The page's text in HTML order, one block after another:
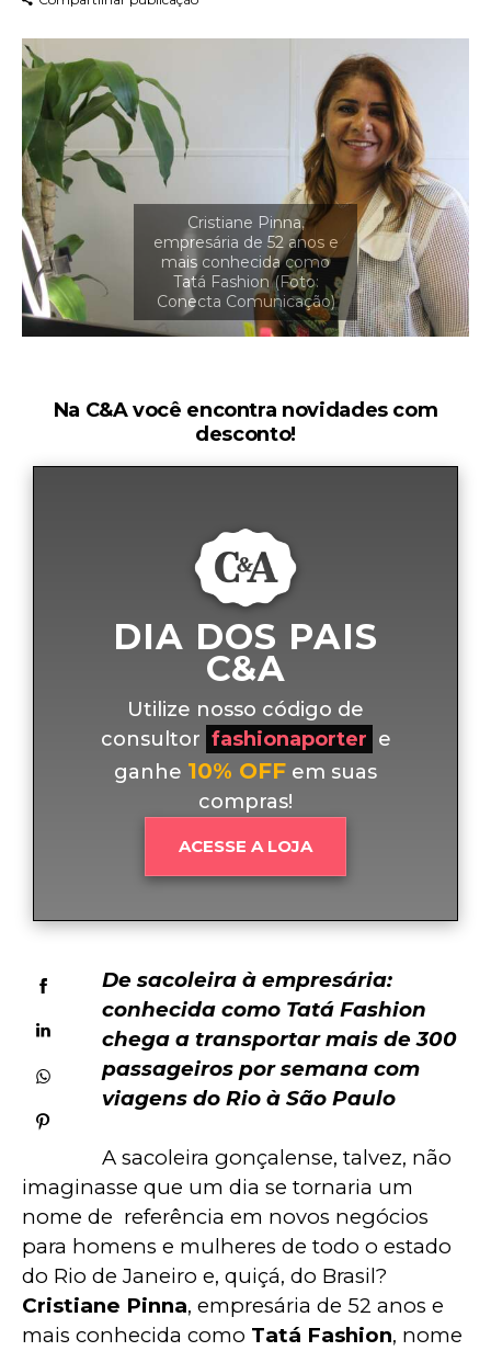
Na C&A você encontra novidades com
desconto!
DIA DOS PAIS
C&A
Utilize nosso código de
consultor fashionaporter e
ganhe 10% OFF em suas
compras!
ACESSE A LOJA
De sacoleira à empresária:
conhecida como Tatá Fashion
chega a transportar mais de 300
passageiros por semana com
viagens do Rio à São Paulo
A sacoleira gonçalense, talvez, não
imaginasse que um dia se tornaria um
nome de  referência em novos negócios
para homens e mulheres de todo o estado
do Rio de Janeiro e, quiçá, do Brasil?
Cristiane Pinna, empresária de 52 anos e
mais conhecida como Tatá Fashion, nome